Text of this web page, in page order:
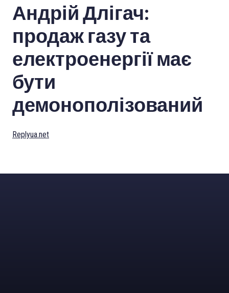
Андрій Длігач:
продаж газу та
електроенергії має
бути
демонополізований
Replyua.net